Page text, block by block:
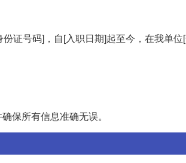
份证号码]，自[入职日期]起至今，在我单位
保所有信息准确无误。